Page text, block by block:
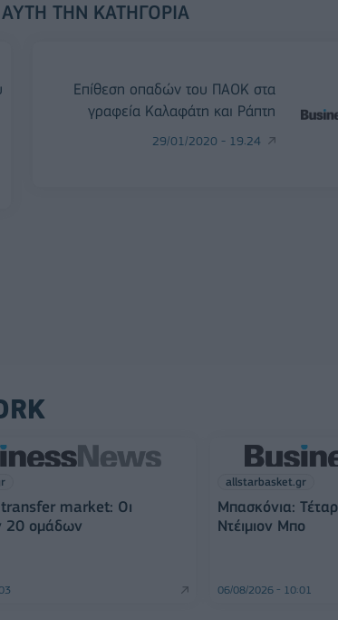
ΤΗΝ ΚΑΤΗΓΟΡΊΑ
Επίθεση οπαδών του ΠΑΟΚ στα
γραφεία Καλαφάτη και Ράπτη
29/01/2020 - 19:24
market: Οι
20 ομάδων
allstarbasket.gr
Μπασκόνια:
Ντέιμιον Μπο
06/08/2026 - 10:01